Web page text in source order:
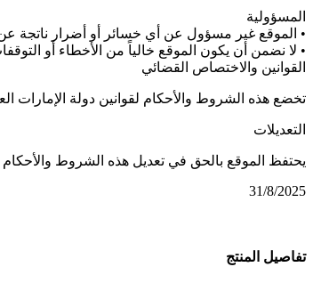
المسؤولية
• الموقع غير مسؤول عن أي خسائر أو أضرار ناتجة
• لا نضمن أن يكون الموقع خالياً من الأخطاء أو
القوانين والاختصاص القضائي
تخضع هذه الشروط والأحكام لقوانين دولة الإمارات
التعديلات
يحتفظ الموقع بالحق في تعديل هذه الشروط
31/8/2025
تفاصيل المنتج